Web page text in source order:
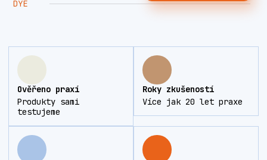
Ověřeno praxí
Produkty sami
testujeme
Roky zkušeností
Více jak 20 let praxe